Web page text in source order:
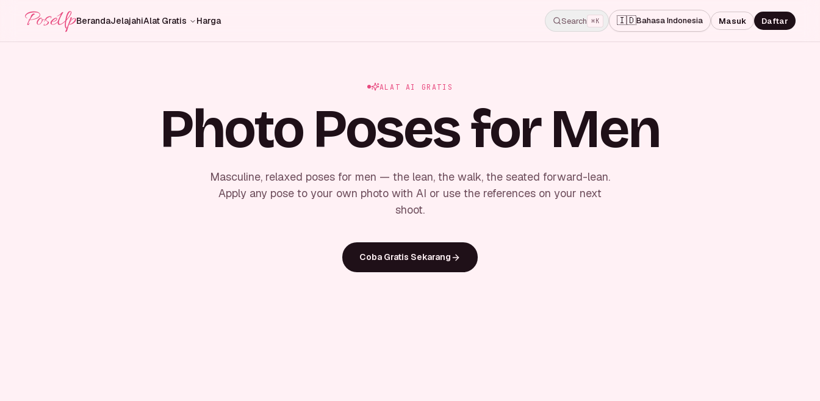
PoseUpBerandaJelajahiAlat Gratis Harga Search ⌘K 🇮🇩Bahasa Indonesia Masuk Daftar
ALAT AI GRATIS
Photo Poses for Men
Masculine, relaxed poses for men — the lean, the walk, the seated forward-lean.
Apply any pose to your own photo with AI or use the references on your next
shoot.
Coba Gratis Sekarang